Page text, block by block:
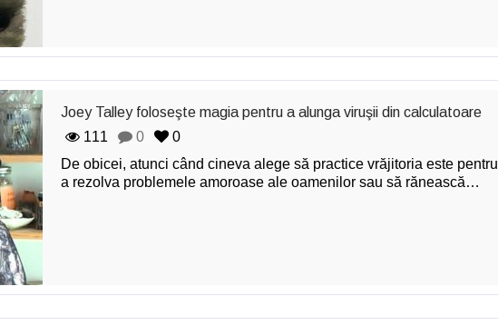
Joey Talley foloseşte magia pentru a alunga viruşii din calculatoare
111
0
0
De obicei, atunci când cineva alege să practice vrăjitoria este pentru
a rezolva problemele amoroase ale oamenilor sau să rănească…